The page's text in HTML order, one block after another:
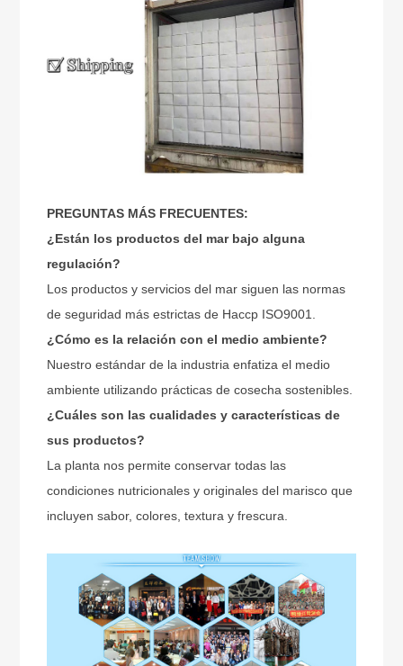
PREGUNTAS MÁS FRECUENTES:
¿Están los productos del mar bajo alguna
regulación?
Los productos y servicios del mar siguen las normas
de seguridad más estrictas de Haccp ISO9001.
¿Cómo es la relación con el medio ambiente?
Nuestro estándar de la industria enfatiza el medio
ambiente utilizando prácticas de cosecha sostenibles.
¿Cuáles son las cualidades y características de
sus productos?
La planta nos permite conservar todas las
condiciones nutricionales y originales del marisco que
incluyen sabor, colores, textura y frescura.